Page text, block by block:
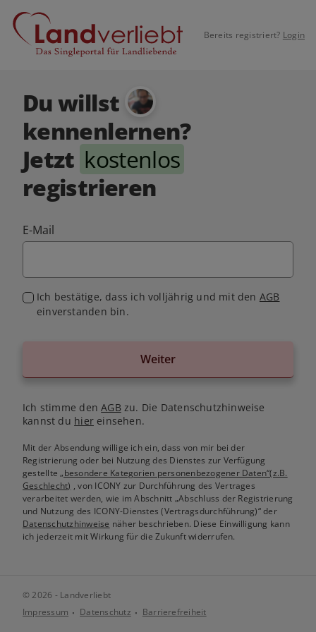
Bereits registriert? Login
Du willst
kennenlernen?
Jetzt kostenlos
registrieren
E-Mail
Ich bestätige, dass ich volljährig und mit den AGB
einverstanden bin.
Weiter
Ich stimme denAGB zu. Die Datenschutzhinweise
kannst du hiereinsehen.
Mit der Absendung willige ich ein, dass von mir bei der
Registrierung oder bei Nutzung des Dienstes zur Verfügung
gestellte„besondere Kategorien personenbezogener Daten“(z.B.
Geschlecht) , von ICONY zur Durchführung des Vertrages
verarbeitet werden, wie im Abschnitt „Abschluss der Registrierung
und Nutzung des ICONY-Dienstes (Vertragsdurchführung)“ der
Datenschutzhinweise näher beschrieben. Diese Einwilligung kann
ich jederzeit mit Wirkung für die Zukunft widerrufen.
© 2026 - Landverliebt
Impressum
Datenschutz Barrierefreiheit